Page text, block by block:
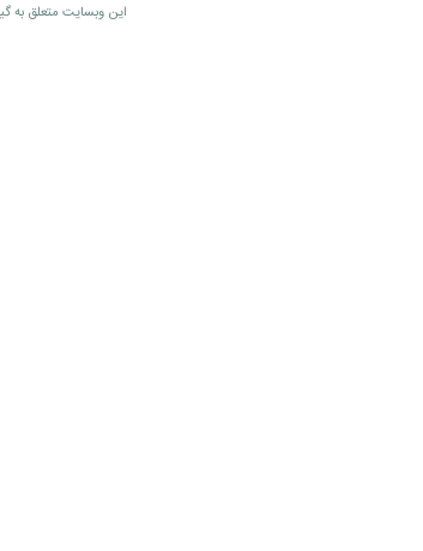
اين وبسايت متعلق به